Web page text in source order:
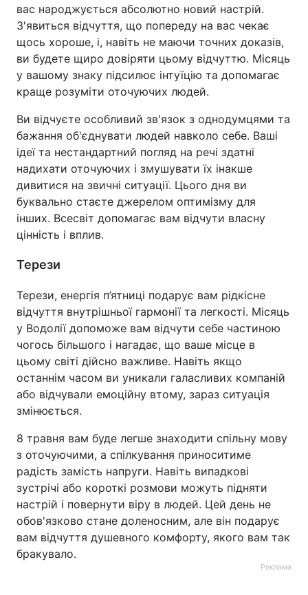
вас народжується абсолютно новий настрій.
З'явиться відчуття, що попереду на вас чекає
щось хороше, і, навіть не маючи точних доказів,
ви будете щиро довіряти цьому відчуттю. Місяць
у вашому знаку підсилює інтуїцію та допомагає
краще розуміти оточуючих людей.
Ви відчуєте особливий зв'язок з однодумцями та
бажання об'єднувати людей навколо себе. Ваші
ідеї та нестандартний погляд на речі здатні
надихати оточуючих і змушувати їх інакше
дивитися на звичні ситуації. Цього дня ви
буквально стаєте джерелом оптимізму для
інших. Всесвіт допомагає вам відчути власну
цінність і вплив.
Терези
Терези, енергія п’ятниці подарує вам рідкісне
відчуття внутрішньої гармонії та легкості. Місяць
у Водолії допоможе вам відчути себе частиною
чогось більшого і нагадає, що ваше місце в
цьому світі дійсно важливе. Навіть якщо
останнім часом ви уникали галасливих компаній
або відчували емоційну втому, зараз ситуація
змінюється.
8 травня вам буде легше знаходити спільну мову
з оточуючими, а спілкування приноситиме
радість замість напруги. Навіть випадкові
зустрічі або короткі розмови можуть підняти
настрій і повернути віру в людей. Цей день не
обов'язково стане доленосним, але він подарує
вам відчуття душевного комфорту, якого вам так
бракувало.
Реклама